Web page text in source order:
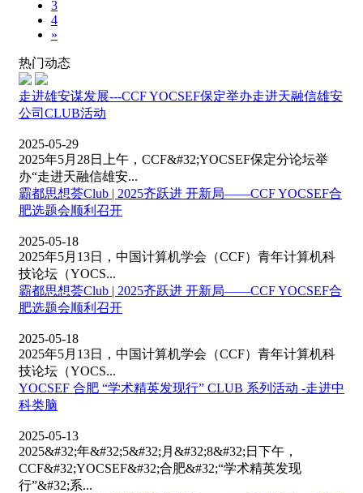
3
4
»
热门动态
走进雄安谋发展---CCF YOCSEF保定举办走进天融信雄安
公司CLUB活动
2025-05-29
2025年5月28日上午，CCF&#32;YOCSEF保定分论坛举
办“走进天融信雄安...
霸都思想荟Club | 2025齐跃进 开新局——CCF YOCSEF合
肥选题会顺利召开
2025-05-18
2025年5月13日，中国计算机学会（CCF）青年计算机科
技论坛（YOCS...
霸都思想荟Club | 2025齐跃进 开新局——CCF YOCSEF合
肥选题会顺利召开
2025-05-18
2025年5月13日，中国计算机学会（CCF）青年计算机科
技论坛（YOCS...
YOCSEF 合肥 “学术精英发现行” CLUB 系列活动 -走进中
科类脑
2025-05-13
2025&#32;年&#32;5&#32;月&#32;8&#32;日下午，
CCF&#32;YOCSEF&#32;合肥&#32;“学术精英发现
行”&#32;系...